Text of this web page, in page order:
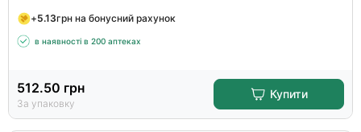
+5.13грн на бонусний рахунок
в наявності в 200 аптеках
512.50 грн
За упаковку
Купити